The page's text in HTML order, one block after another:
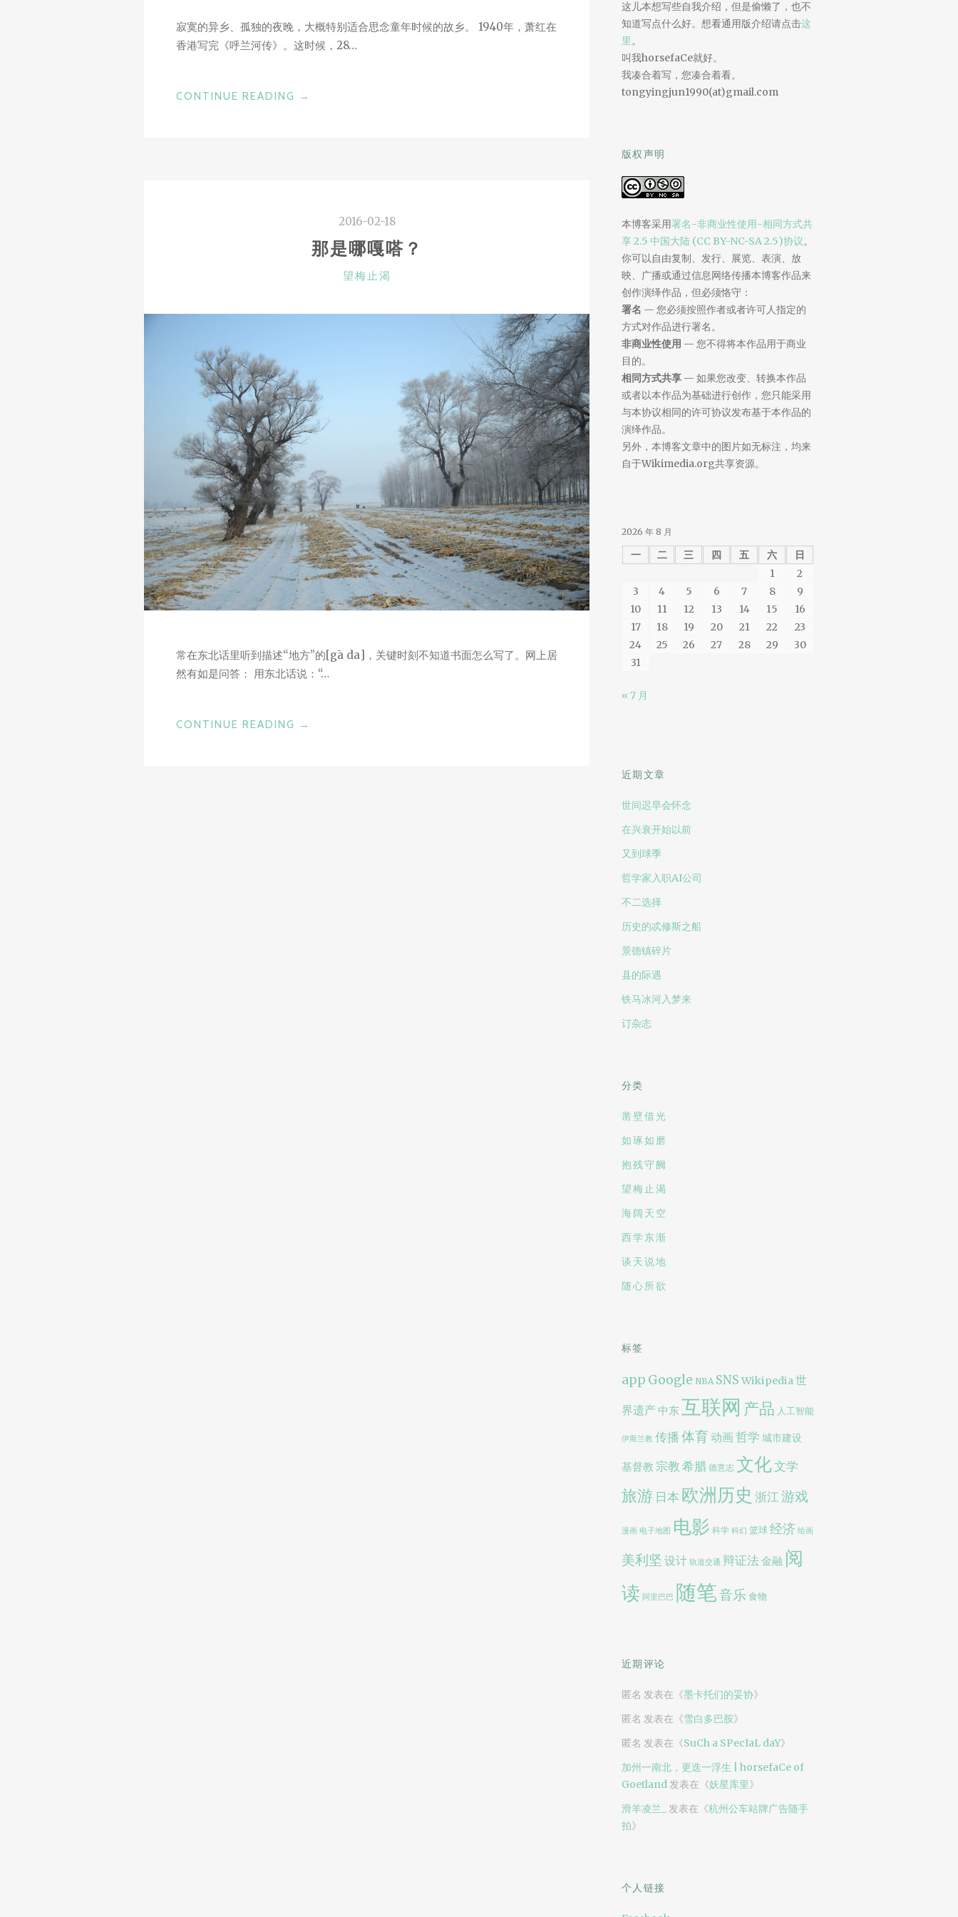
寂寞的异乡、孤独的夜晚，大概特别适合思念童年时候的故乡。 1940年，萧红在
香港写完《呼兰河传》。这时候，28…
CONTINUE READING
“家
→
2016-02-18
那是哪嘎嗒？
CATEGORIES
望梅止渴
常在东北话里听到描述“地方”的[gā da]，关键时刻不知道书面怎么写了。网上居
然有如是问答： 用东北话说：“…
CONTINUE READING
“那
→
这儿本想写些自我介绍，但是偷懒了，也不
知道写点什么好。想看通用版介绍请点击这
里。
叫我horsefaCe就好。
我凑合着写，您凑合着看。
tongyingjun1990(at)gmail.com
版权声明
本博客采用署名-非商业性使用-相同方式共
享 2.5 中国大陆 (CC BY-NC-SA 2.5)协议。
你可以自由复制、发行、展览、表演、放
映、广播或通过信息网络传播本博客作品来
创作演绎作品，但必须恪守：
署名 — 您必须按照作者或者许可人指定的
方式对作品进行署名。
非商业性使用 — 您不得将本作品用于商业
目的。
相同方式共享 — 如果您改变、转换本作品
或者以本作品为基础进行创作，您只能采用
与本协议相同的许可协议发布基于本作品的
演绎作品。
另外，本博客文章中的图片如无标注，均来
自于Wikimedia.org共享资源。
2026 年 8 月
一 二 三 四 五 六
日
1
2
3
4 5 6 7 8
9
10
11 12 13 14 15
16
17
18 19 20 21 22
23
24
25 26 27 28 29
30
31
« 7 月
近期文章
世间迟早会怀念
在兴衰开始以前
又到球季
哲学家入职AI公司
不二选择
历史的忒修斯之船
景德镇碎片
县的际遇
铁马冰河入梦来
订杂志
分类
凿壁借光
如琢如磨
抱残守阙
望梅止渴
海阔天空
西学东渐
谈天说地
随心所欲
标签
app Google NBA SNS Wikipedia世
界遗产 中东互联网 产品 人工智能
伊斯兰教 传播体育 动画哲学 城市建设
基督教 宗教希腊 德意志 文化文学
旅游 日本 欧洲历史 浙江游戏
漫画 电子地图 电影 科学 科幻 篮球 经济 绘画
美利坚 设计 轨道交通 辩证法金融 阅
读 阿里巴巴 随笔音乐 食物
近期评论
匿名 发表在《墨卡托们的妥协》
匿名 发表在《雪白多巴胺》
匿名 发表在《SuCh a SPecIaL daY》
加州一南北，更迭一浮生 | horsefaCe of
Goetland发表在《妖星库里》
滑羊凌兰_
发表在《杭州公车站牌广告随手
拍》
个人链接